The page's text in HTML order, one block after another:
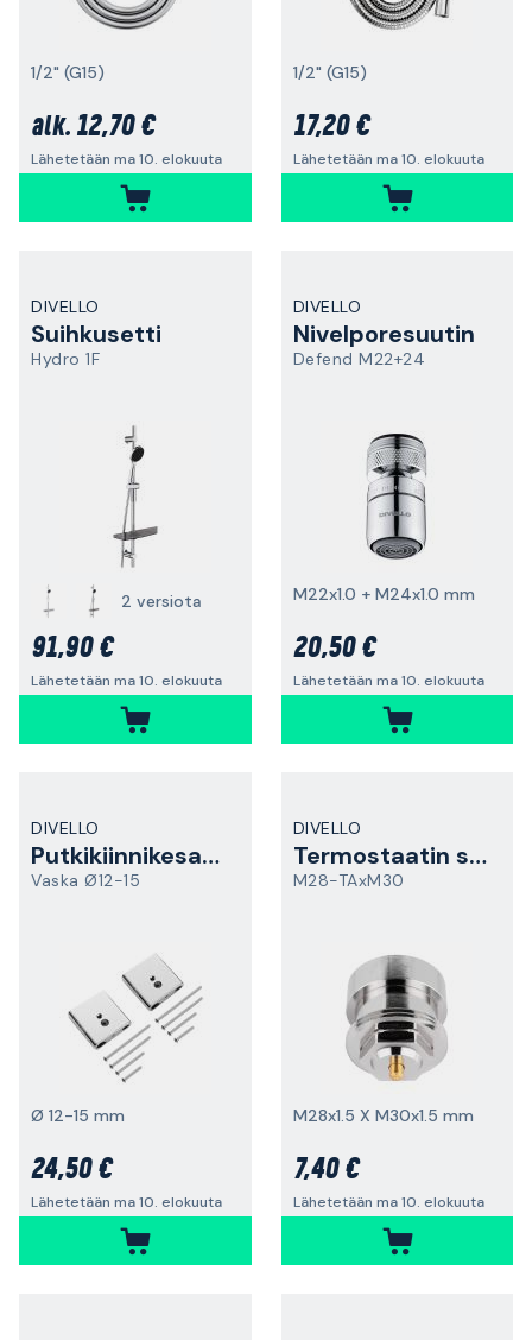
1/2" (G15)
alk. 12,70 €
Lähetetään ma 10. elokuuta
1/2" (G15)
17,20 €
Lähetetään ma 10. elokuuta
DIVELLO
Suihkusetti
Hydro 1F
2 versiota
91,90 €
Lähetetään ma 10. elokuuta
DIVELLO
Nivelporesuutin
Defend M22+24
M22x1.0 + M24x1.0 mm
20,50 €
Lähetetään ma 10. elokuuta
DIVELLO
Putkikiinnikesarja
Vaska Ø12-15
Ø 12-15 mm
24,50 €
Lähetetään ma 10. elokuuta
DIVELLO
Termostaatin sovitin
M28-TAxM30
M28x1.5 X M30x1.5 mm
7,40 €
Lähetetään ma 10. elokuuta